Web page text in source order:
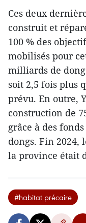
Ces deux
construit et
100 % des
mobilisés pour
milliards de
soit 2,5 fois plus
prévu. En outre,
construction de
grâce à des
dongs. Fin 2024,
la province était
#habitat précaire